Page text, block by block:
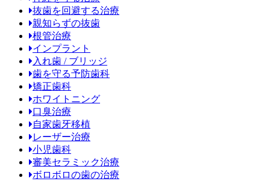
抜歯を回避する治療
親知らずの抜歯
根管治療
インプラント
入れ歯 / ブリッジ
歯を守る予防歯科
矯正歯科
ホワイトニング
口臭治療
自家歯牙移植
レーザー治療
小児歯科
審美セラミック治療
ボロボロの歯の治療